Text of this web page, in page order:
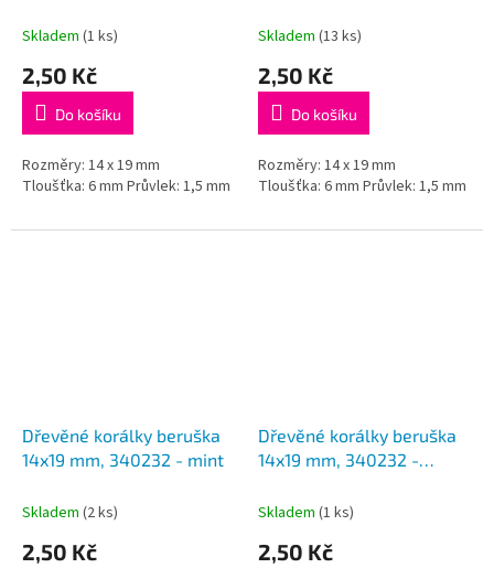
Skladem (1 ks)
2,50 Kč
Do košíku
Rozměry: 14 x 19 mm
Tloušťka: 6 mm Průvlek: 1,5 mm
Skladem (13 ks)
2,50 Kč
Do košíku
Rozměry: 14 x 19 mm
Tloušťka: 6 mm Průvlek: 1,5 mm
Dřevěné korálky beruška
14x19 mm, 340232 - mint
Skladem (2 ks)
2,50 Kč
Dřevěné korálky beruška
14x19 mm, 340232 -
Skladem (1 ks)
2,50 Kč